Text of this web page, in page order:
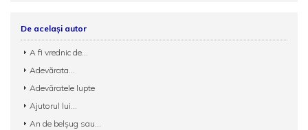
De același autor
A fi vrednic de...
Adevărata...
Adevăratele lupte
Ajutorul lui...
An de belșug sau...